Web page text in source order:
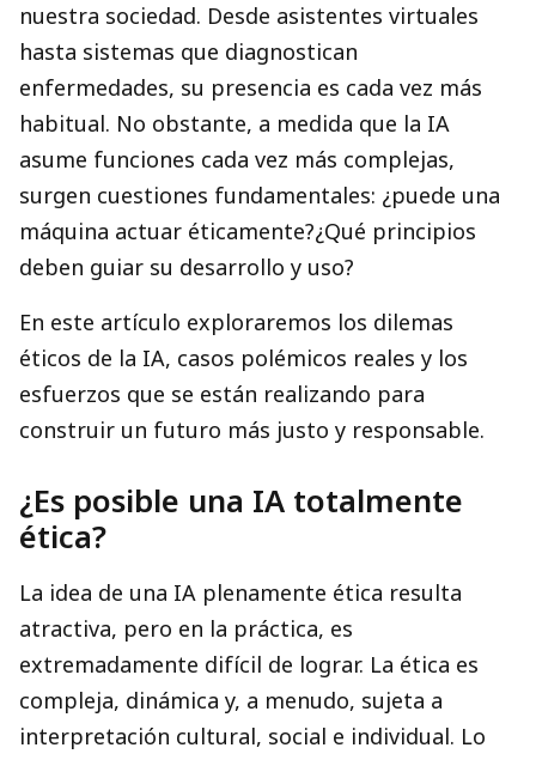
nuestra sociedad. Desde asistentes virtuales
hasta sistemas que diagnostican
enfermedades, su presencia es cada vez más
habitual. No obstante, a medida que la IA
asume funciones cada vez más complejas,
surgen cuestiones fundamentales: ¿puede una
máquina actuar éticamente?¿Qué principios
deben guiar su desarrollo y uso?
En este artículo exploraremos los dilemas
éticos de la IA, casos polémicos reales y los
esfuerzos que se están realizando para
construir un futuro más justo y responsable.
¿Es posible una IA totalmente
ética?
La idea de una IA plenamente ética resulta
atractiva, pero en la práctica, es
extremadamente difícil de lograr. La ética es
compleja, dinámica y, a menudo, sujeta a
interpretación cultural, social e individual. Lo